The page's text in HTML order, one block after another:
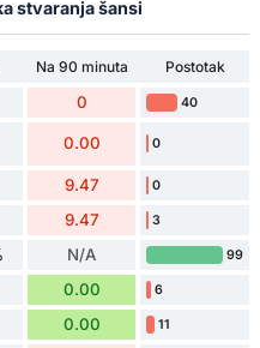
stvaranja šansi
Na 90 minuta
Postotak
0 40
0.00 0
9.47 0
9.47 3
N/A 99
0.00 6
0.00 11